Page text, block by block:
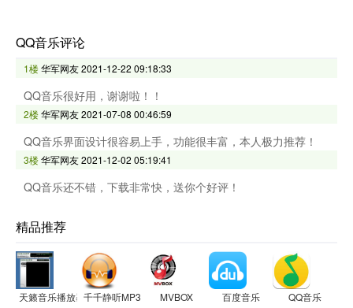
QQ音乐评论
1楼华军网友2021-12-22 09:18:33
QQ音乐很好用，谢谢啦！！
2楼华军网友2021-07-08 00:46:59
QQ音乐界面设计很容易上手，功能很丰富，本人极力推荐！
3楼华军网友2021-12-02 05:19:41
QQ音乐还不错，下载非常快，送你个好评！
精品推荐
天籁音乐播放器千千静听MP3播放器MVBOX 百度音乐 QQ音乐